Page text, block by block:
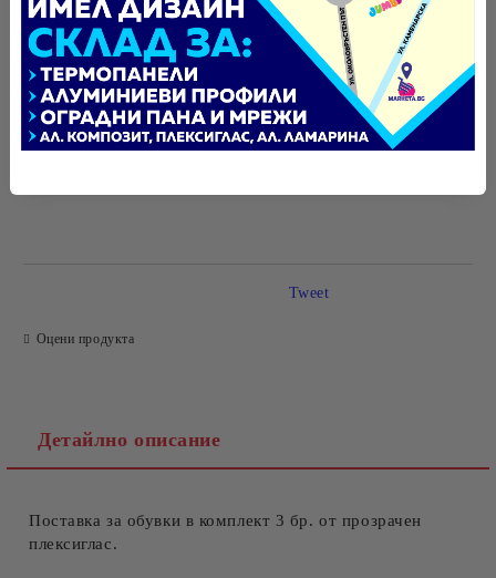
БЪРЗА ПОРЪЧКА БЕЗ РЕГИСТРАЦИЯ
Оцени продукта
Tweet
Детайлно описание
Поставка за обувки в комплект 3 бр. от прозрачен
плексиглас.